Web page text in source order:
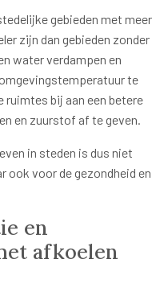
gebieden met meer
zijn dan gebieden zonder
water verdampen en
te
ruimtes bij aan een betere
en zuurstof af te geven.
in steden is dus niet
ook voor de gezondheid en
en
afkoelen